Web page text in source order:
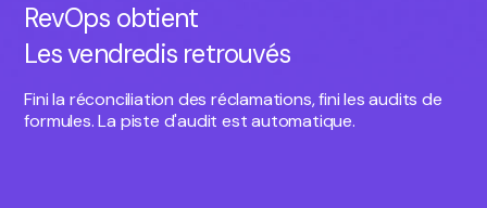
RevOps obtient
Les vendredis retrouvés
Fini la réconciliation des réclamations, fini les audits de
formules. La piste d'audit est automatique.